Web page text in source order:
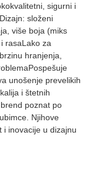
sigurni i
složeni
više boja (miks
rasaLako za
hranjenja,
unošenje prevelikih
i štetnih
poznat po
Njihove
i inovacije u dizajnu